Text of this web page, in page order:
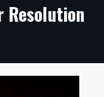
Resolution